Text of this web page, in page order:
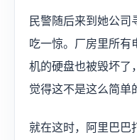
民警随后来到她公司
吃一惊。厂房里所有
机的硬盘也被毁坏了
觉得这不是这么简单
就在这时，阿里巴巴